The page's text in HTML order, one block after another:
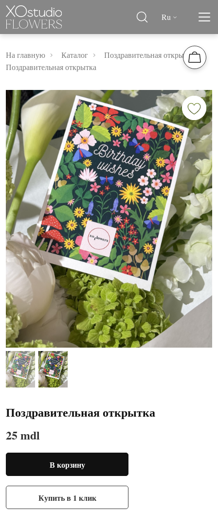
Ru
На главную Каталог
Поздравительная открытка
Поздравительная открытка
Поздравительная открытка
25 mdl
В корзину
Купить в 1 клик